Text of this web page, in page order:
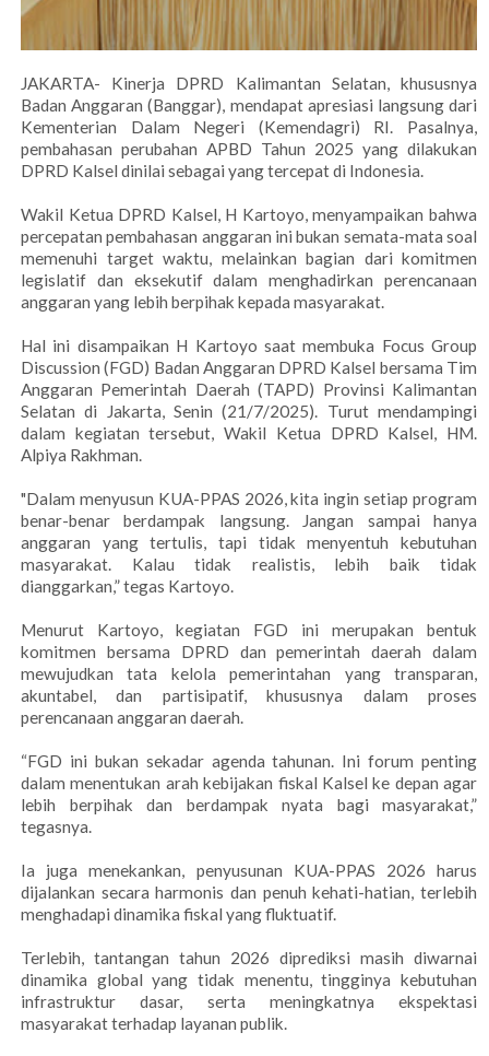
JAKARTA- Kinerja DPRD Kalimantan Selatan, khususnya
Badan Anggaran (Banggar), mendapat apresiasi langsung dari
Kementerian Dalam Negeri (Kemendagri) RI. Pasalnya,
pembahasan perubahan APBD Tahun 2025 yang dilakukan
DPRD Kalsel dinilai sebagai yang tercepat di Indonesia.
Wakil Ketua DPRD Kalsel, H Kartoyo, menyampaikan bahwa
percepatan pembahasan anggaran ini bukan semata-mata soal
memenuhi target waktu, melainkan bagian dari komitmen
legislatif dan eksekutif dalam menghadirkan perencanaan
anggaran yang lebih berpihak kepada masyarakat.
Hal ini disampaikan H Kartoyo saat membuka Focus Group
Discussion (FGD) Badan Anggaran DPRD Kalsel bersama Tim
Anggaran Pemerintah Daerah (TAPD) Provinsi Kalimantan
Selatan di Jakarta, Senin (21/7/2025). Turut mendampingi
dalam kegiatan tersebut, Wakil Ketua DPRD Kalsel, HM.
Alpiya Rakhman.
"Dalam menyusun KUA-PPAS 2026, kita ingin setiap program
benar-benar berdampak langsung. Jangan sampai hanya
anggaran yang tertulis, tapi tidak menyentuh kebutuhan
masyarakat. Kalau tidak realistis, lebih baik tidak
dianggarkan,” tegas Kartoyo.
Menurut Kartoyo, kegiatan FGD ini merupakan bentuk
komitmen bersama DPRD dan pemerintah daerah dalam
mewujudkan tata kelola pemerintahan yang transparan,
akuntabel, dan partisipatif, khususnya dalam proses
perencanaan anggaran daerah.
“FGD ini bukan sekadar agenda tahunan. Ini forum penting
dalam menentukan arah kebijakan fiskal Kalsel ke depan agar
lebih berpihak dan berdampak nyata bagi masyarakat,”
tegasnya.
Ia juga menekankan, penyusunan KUA-PPAS 2026 harus
dijalankan secara harmonis dan penuh kehati-hatian, terlebih
menghadapi dinamika fiskal yang fluktuatif.
Terlebih, tantangan tahun 2026 diprediksi masih diwarnai
dinamika global yang tidak menentu, tingginya kebutuhan
infrastruktur dasar, serta meningkatnya ekspektasi
masyarakat terhadap layanan publik.